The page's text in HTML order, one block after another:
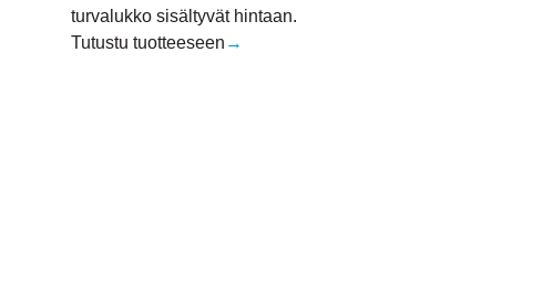
turvalukko sisältyvät hintaan.
Tutustu tuotteeseen →